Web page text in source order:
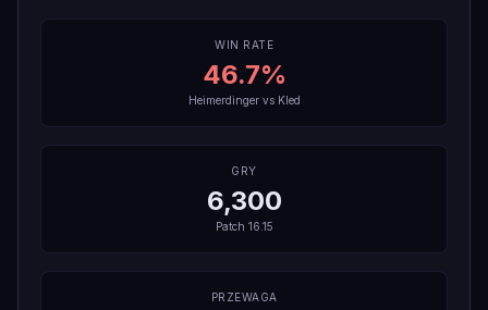
WIN RATE
46.7%
Heimerdingervs Kled
GRY
6,300
Patch 16.15
PRZEWAGA